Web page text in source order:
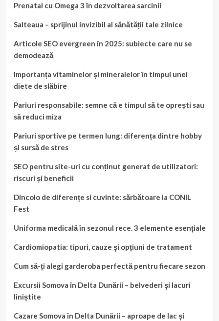
Prenatal cu Omega 3 în dezvoltarea sarcinii
Salteaua – sprijinul invizibil al sănătății tale zilnice
Articole SEO evergreen în 2025: subiecte care nu se
demodează
Importanța vitaminelor și mineralelor în timpul unei
diete de slăbire
Pariuri responsabile: semne că e timpul să te oprești sau
să reduci miza
Pariuri sportive pe termen lung: diferența dintre hobby
și sursă de stres
SEO pentru site-uri cu conținut generat de utilizatori:
riscuri și beneficii
Dincolo de diferențe si cuvinte: sărbătoare la CONIL
Fest
Uniforma medicală în sezonul rece. 3 elemente esențiale
Cardiomiopatia: tipuri, cauze și opțiuni de tratament
Cum să-ți alegi garderoba perfectă pentru fiecare sezon
Excursii Somova în Delta Dunării – belvederi și lacuri
liniștite
Cazare Somova în Delta Dunării – aproape de lac și